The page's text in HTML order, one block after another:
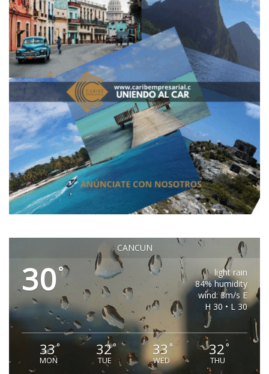
CANCUN
30°
light rain
84% humidity
wind: 3m/s E
H 30 • L 30
33°
MON
32°
TUE
33 °
WED
32°
THU